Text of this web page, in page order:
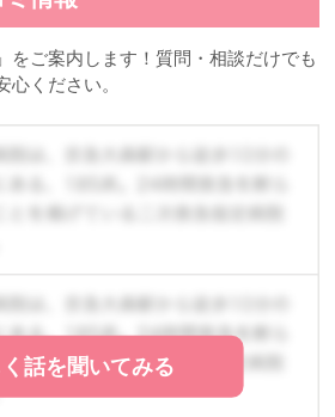
をご案内します！質問・相談だけでも
心ください。
話を聞いてみる